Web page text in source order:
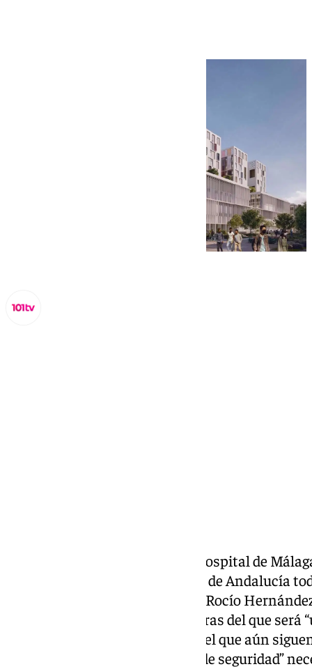
El futuro del que será el tercer hospital de
interrogantes a los que la Junta de Andalucía
, Rocío
concreta para el inicio de las obras del que
nivel del país y de Europa», y en el que aún
todos los requisitos jurídicos y de seguridad”